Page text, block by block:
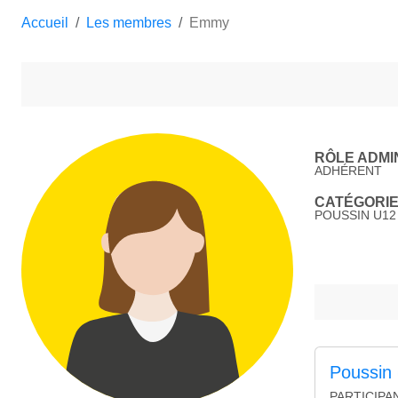
Accueil Les membres Emmy
RÔLE
ADHÉRENT
POUSSIN
Poussin